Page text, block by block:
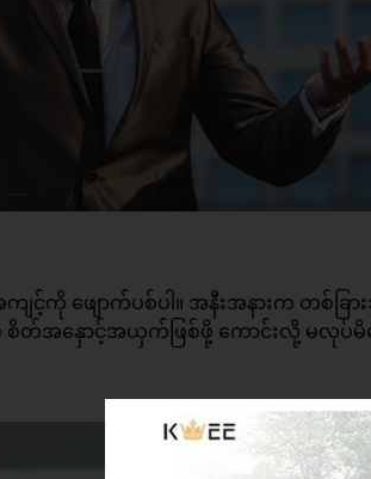
ကို ဖျောက်ပစ်ပါ။ အနီးအနားက တစ်ခြာ
စိတ်အနှောင့်အယှက်ဖြစ်ဖို့ ကောင်းလို့ မလုပ်မိ